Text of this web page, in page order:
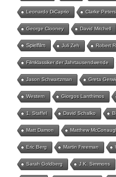
Leonardo DiCaprio Clarke Peters
George Clooney David Mitchell
Spielfilm Juli Zeh Robert
Filmklassiker der Jahrtausendwende
Jason Schwartzman Greta
Western Giorgos Lanthimos
1. Staffel David Schalko
Matt Damon Matthew
Eric Berg Martin Freeman
Sarah Goldberg J.K. Simmons